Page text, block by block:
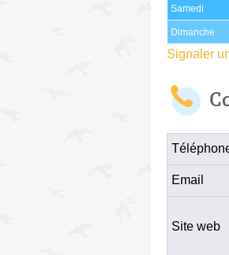
Samedi
Dimanche
Signaler
Email
Site web